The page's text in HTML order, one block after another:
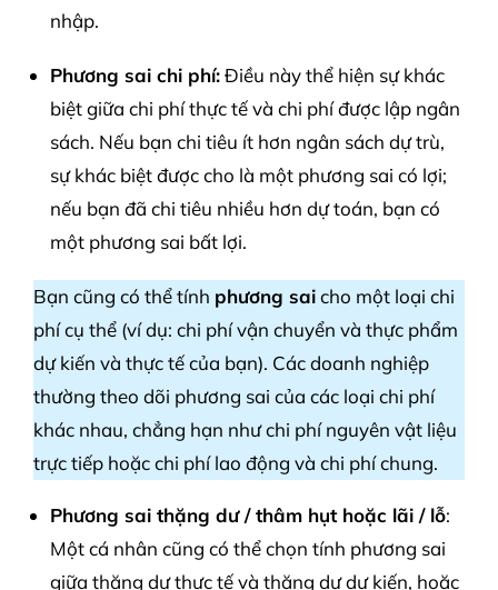
nhập.
Phương sai chi phí:Điều này thể hiện sự khác
biệt giữa chi phí thực tế và chi phí được lập ngân
sách. Nếu bạn chi tiêu ít hơn ngân sách dự trù,
sự khác biệt được cho là một phương sai có lợi;
nếu bạn đã chi tiêu nhiều hơn dự toán, bạn có
một phương sai bất lợi.
Bạn cũng có thể tính phương saicho một loại chi
phí cụ thể (ví dụ: chi phí vận chuyển và thực phẩm
dự kiến ​​và thực tế của bạn). Các doanh nghiệp
thường theo dõi phương sai của các loại chi phí
khác nhau, chẳng hạn như chi phí nguyên vật liệu
trực tiếp hoặc chi phí lao động và chi phí chung.
Phương sai thặng dư / thâm hụt hoặc lãi / lỗ:
Một cá nhân cũng có thể chọn tính phương sai
giữa thặng dư thực tế và thặng dư dự kiến, hoặc